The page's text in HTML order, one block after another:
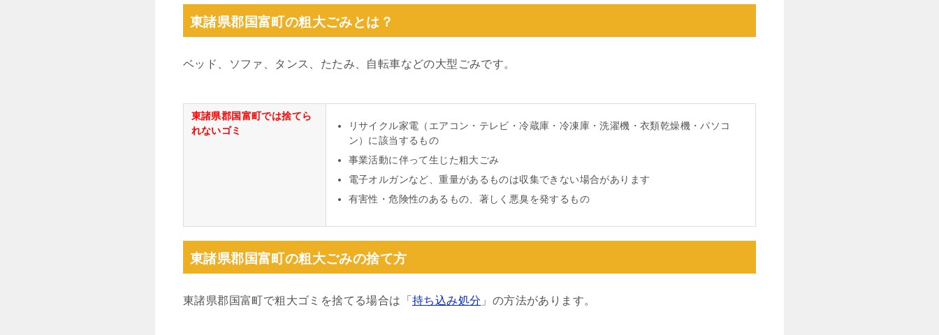
東諸県郡国富町の粗大ごみとは？
ベッド、ソファ、タンス、たたみ、自転車などの大型ごみです。
東諸県郡国富町では捨てら
れないゴミ
リサイクル家電（エアコン・テレビ・冷蔵庫・冷凍庫・洗濯機・衣類乾燥機・パソコ
ン）に該当するもの
事業活動に伴って生じた粗大ごみ
電子オルガンなど、重量があるものは収集できない場合があります
有害性・危険性のあるもの、著しく悪臭を発するもの
東諸県郡国富町の粗大ごみの捨て方
東諸県郡国富町で粗大ゴミを捨てる場合は「 持ち込み処分 」の方法があります。